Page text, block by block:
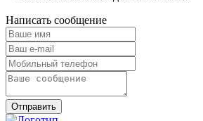
Написать сообщение
Отправить